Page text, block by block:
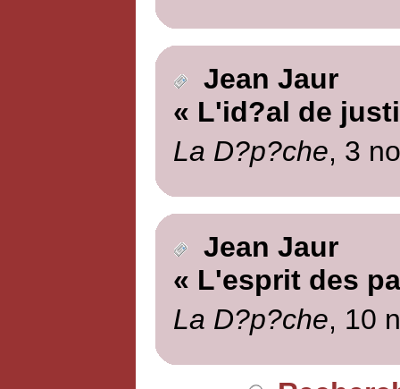
Jean Jaur
« L'id?al de
La D?p?che, 3
Jean Jaur
« L'esprit des
La D?p?che, 10